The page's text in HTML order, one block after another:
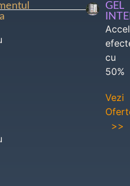
GEL
cu
50%
Vezi
>>